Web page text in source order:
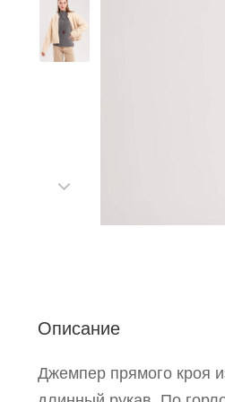
Описание
Джемпер прямого кроя